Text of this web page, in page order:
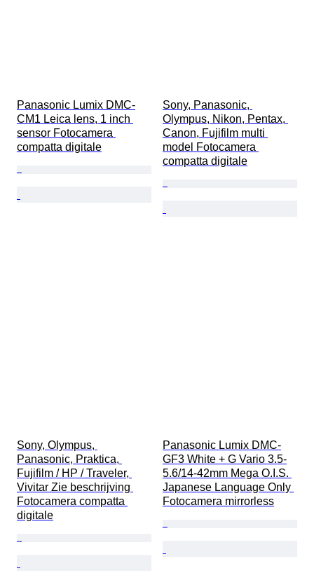
Panasonic Lumix DMC-
CM1 Leica lens, 1 inch
sensor Fotocamera
compatta digitale
Sony, Panasonic,
Olympus, Nikon, Pentax,
Canon, Fujifilm multi
model Fotocamera
compatta digitale
Sony, Olympus,
Panasonic, Praktica,
Fujifilm / HP / Traveler,
Vivitar Zie beschrijving
Fotocamera compatta
digitale
Panasonic Lumix DMC-
GF3 White + G Vario 3.5-
5.6/14-42mm Mega O.I.S.
Japanese Language Only
Fotocamera mirrorless